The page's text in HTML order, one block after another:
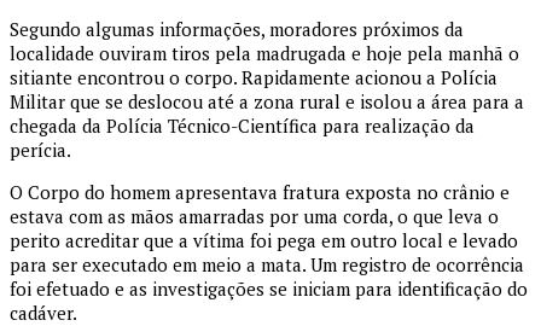
Segundo algumas informações, moradores próximos da
localidade ouviram tiros pela madrugada e hoje pela manhã o
sitiante encontrou o corpo. Rapidamente acionou a Polícia
Militar que se deslocou até a zona rural e isolou a área para a
chegada da Polícia Técnico-Científica para realização da
perícia.
O Corpo do homem apresentava fratura exposta no crânio e
estava com as mãos amarradas por uma corda, o que leva o
perito acreditar que a vítima foi pega em outro local e levado
para ser executado em meio a mata. Um registro de ocorrência
foi efetuado e as investigações se iniciam para identificação do
cadáver.